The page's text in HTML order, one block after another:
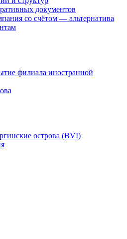
документов
со счётом — альтернатива
филиала иностранной
острова (BVI)